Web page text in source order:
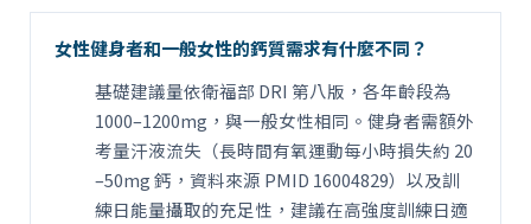
女性健身者和一般女性的鈣質需求有什麼不同？
基礎建議量依衛福部 DRI 第八版，各年齡段為
1000–1200mg，與一般女性相同。健身者需額外
考量汗液流失（長時間有氧運動每小時損失約 20
–50mg 鈣，資料來源 PMID 16004829）以及訓
練日能量攝取的充足性，建議在高強度訓練日適